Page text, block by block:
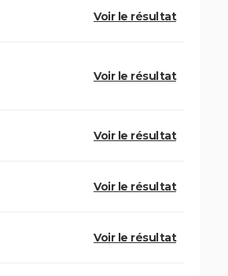
Voir le résultat
Voir le résultat
Voir le résultat
Voir le résultat
Voir le résultat